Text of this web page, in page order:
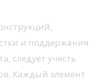
и поддержания
следует учесть
Каждый элемент